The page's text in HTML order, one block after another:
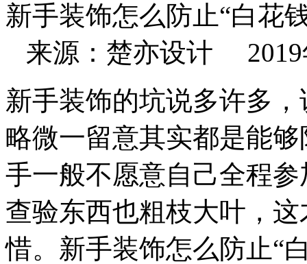
新手装饰怎么防止“白花
来源：楚亦设计 2019
新手装饰的坑说多许多
略微一留意其实都是能
手一般不愿意自己全程
查验东西也粗枝大叶，
惜。新手装饰怎么防止“